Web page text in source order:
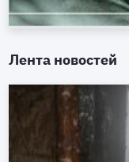
Лента новостей